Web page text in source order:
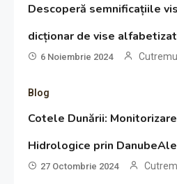
Descoperă semnificațiile
dicționar de vise alfabetizat
6 Noiembrie 2024
Blog
Cotele Dunării:
Hidrologice prin
27 Octombrie 2024